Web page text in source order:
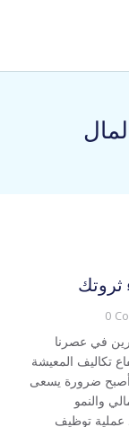
ثروتك
0
في عصرنا
تكاليف المعيشة
أصبح ضرورة يسعى
والنمو
عملية توظيف